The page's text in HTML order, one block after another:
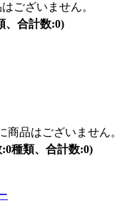
ございません。
、合計数:0)
商品はございません。
種類、合計数:0)